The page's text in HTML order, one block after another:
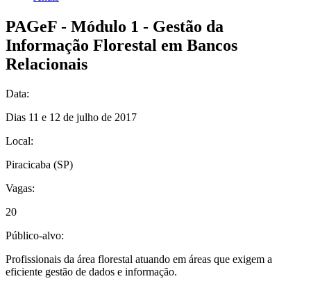
PAGeF - Módulo 1 - Gestão da
Informação Florestal em Bancos
Relacionais
Data:
Dias 11 e 12 de julho de 2017
Local:
Piracicaba (SP)
Vagas:
20
Público-alvo:
Profissionais da área florestal atuando em áreas que exigem a
eficiente gestão de dados e informação.